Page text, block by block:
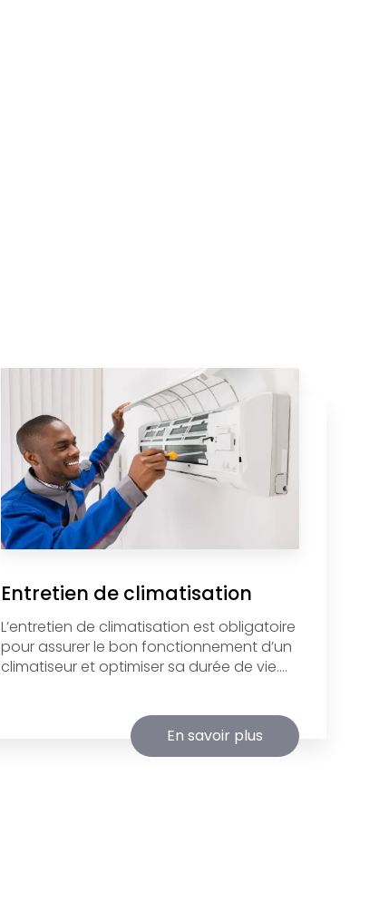
Entretien de climatisation
L’entretien de climatisation est obligatoire
pour assurer le bon fonctionnement d’un
climatiseur et optimiser sa durée de vie....
En savoir plus